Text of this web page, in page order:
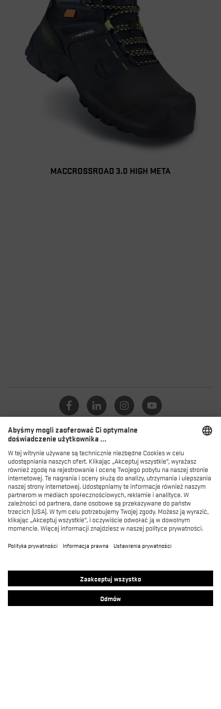
MACCROSSROAD 3.0 HIGH META
Katalog
Lokalizator sklepów
Produkty
MACSOLE SPORT
MACSOLE ADVENTURE 3.0